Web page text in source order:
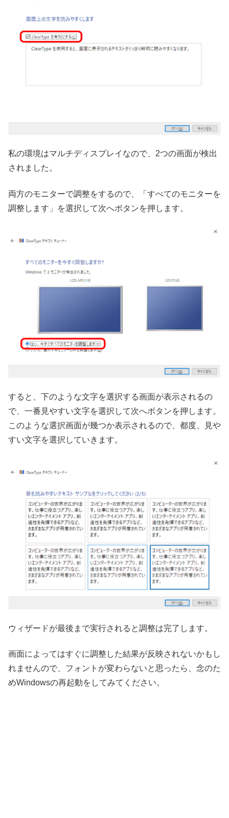
私の環境はマルチディスプレイなので、2つの画面が検出
されました。
両方のモニターで調整をするので、「すべてのモニターを
調整します」を選択して次へボタンを押します。
すると、下のような文字を選択する画面が表示されるの
で、一番見やすい文字を選択して次へボタンを押します。
このような選択画面が幾つか表示されるので、都度、見や
すい文字を選択していきます。
ウィザードが最後まで実行されると調整は完了します。
画面によってはすぐに調整した結果が反映されないかもし
れませんので、フォントが変わらないと思ったら、念のた
めWindowsの再起動をしてみてください。